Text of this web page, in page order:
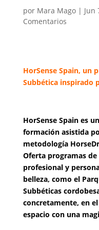
por Mara Mago| Jun
Comentarios
HorSense Spain, un
Subbética inspirado
HorSense Spain es
formación asistida
metodología
Oferta programas
profesional y
belleza, como el
Subbéticas
concretamente, en
espacio con una